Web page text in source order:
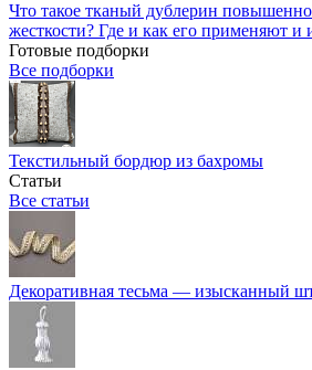
Что такое тканый дублерин
жесткости? Где и как его применяют и
Готовые подборки
Все подборки
Текстильный бордюр из бахромы
Статьи
Все статьи
Декоративная тесьма — изысканный